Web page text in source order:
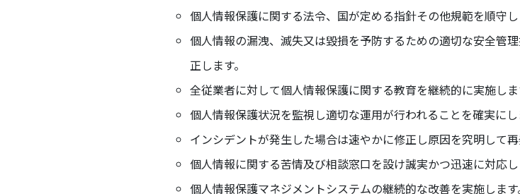
個人情報保護に関する法令、国が定める指針その他規範を順守し
個人情報の漏洩、滅失又は毀損を予防するための適切な安全管
正します。
全従業者に対して個人情報保護に関する教育を継続的に実施しま
個人情報保護状況を監視し適切な運用が行われることを確実にし
インシデントが発生した場合は速やかに修正し原因を究明して再
個人情報に関する苦情及び相談窓口を設け誠実かつ迅速に対応し
個人情報保護マネジメントシステムの継続的な改善を実施します